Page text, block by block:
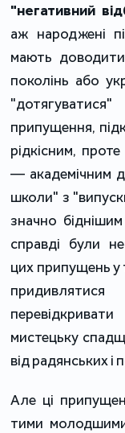
"негативний
аж народжені
мають
поколінь або
припущення,
рідкісним,
— академічним
школи" з
значно
справді були
цих припущень
мистецьку
від радянських і
Але ці
тими